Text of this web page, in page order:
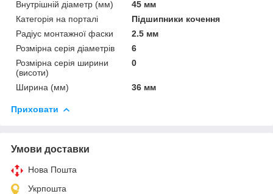
Внутрішній діаметр (мм)
45 мм
Категорія на порталі
Підшипники кочення
Радіус монтажної фаски
2.5 мм
Розмірна серія діаметрів
6
Розмірна серія ширини
(висоти)
0
Ширина (мм) 36 мм
Приховати
Умови доставки
Нова Пошта
Укрпошта